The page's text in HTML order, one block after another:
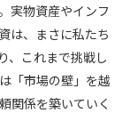
実物資産やインフ
は、まさに私たち
、これまで挑戦し
「市場の壁」を越
関係を築いていく